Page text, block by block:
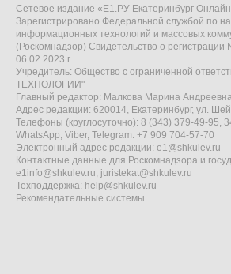
Сетевое издание «Е1.РУ Екатеринбург
Зарегистрировано Федеральной службой по
информационных технологий и массовых
(Роскомнадзор) Свидетельство о
06.02.2023 г.
Учредитель: Общество с ограниченной
ТЕХНОЛОГИИ"
Главный редактор: Малкова Марина
Адрес редакции: 620014, Екатеринбург, ул.
Телефоны (круглосуточно): 8 (343) 379-49-95,
WhatsApp, Viber, Telegram: +7 909 704-57-70
Электронный адрес редакции: e1@shkulev.ru
Контактные данные для Роскомнадзора и
e1info@shkulev.ru, juristekat@shkulev.ru
Техподдержка: help@shkulev.ru
Рекомендательные системы